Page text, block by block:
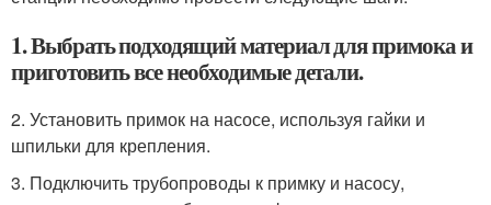
1. Выбрать подходящий материал для примока и
приготовить все необходимые детали.
2. Установить примок на насосе, используя гайки и
шпильки для крепления.
3. Подключить трубопроводы к примку и насосу,